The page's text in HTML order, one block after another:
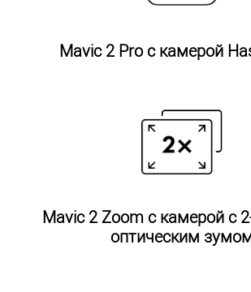
Mavic 2 Pro с камерой
Mavic 2 Zoom с камерой с
оптическим